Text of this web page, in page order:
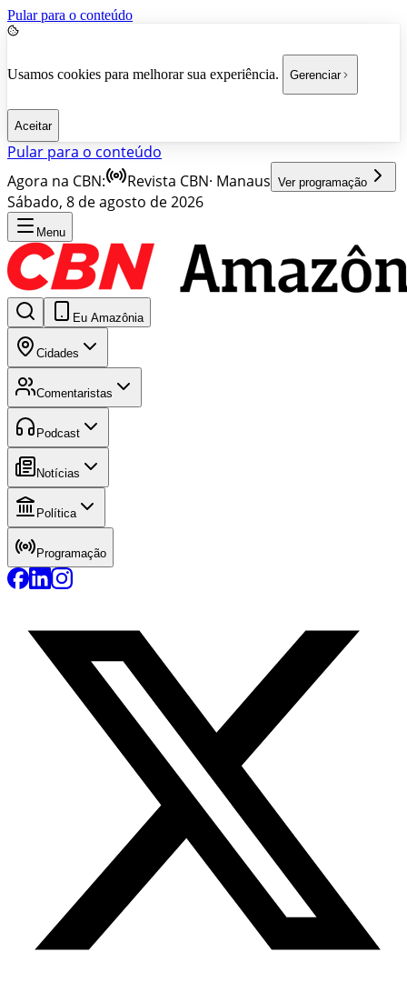
Pular para o conteúdo
Usamos cookies para melhorar sua experiência. Gerenciar
Aceitar
Pular para o conteúdo
Agora na CBN:
Revista CBN· Manaus Ver programação
Sábado, 8 de agosto de 2026
Menu
Eu Amazônia
Cidades
Comentaristas
Podcast
Notícias
Política
Programação